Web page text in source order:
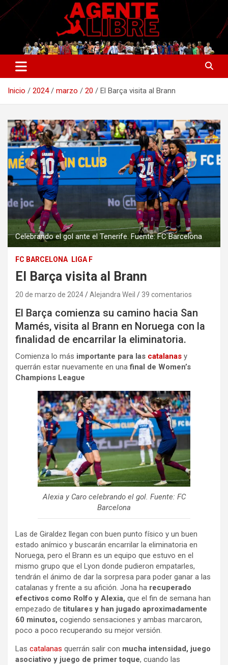
Saltar
al
Agente Libre Digital
La nueva generación del periodismo deportivo.
Inicio 2024 marzo 20 El Barça visita al Brann
Celebrando el gol ante el Tenerife. Fuente: FC Barcelona
FC BARCELONA LIGA F
El Barça visita al Brann
20 de marzo de 2024 Alejandra Weil 39 comentarios
El Barça comienza su camino hacia San
Mamés, visita al Brann en Noruega con la
finalidad de encarrilar la eliminatoria.
Comienza lo más importante para las catalanas y
querrán estar nuevamente en unafinal de Women’s
Champions League
Alexia y Caro celebrando el gol. Fuente: FC
Barcelona
Las de Giraldez llegan con buen punto físico y un buen
estado anímico y buscarán encarrilar la eliminatoria en
Noruega, pero el Brann es un equipo que estuvo en el
mismo grupo que el Lyon donde pudieron empatarles,
tendrán el ánimo de dar la sorpresa para poder ganar a las
catalanas y frente a su afición. Jona ha recuperado
efectivos como Rolfo y Alexia, que el fin de semana han
empezado detitulares y han jugado aproximadamente
60 minutos, cogiendo sensaciones y ambas marcaron,
poco a poco recuperando su mejor versión.
Las catalanas querrán salir con mucha intensidad, juego
asociativo y juego de primer toque, cuando las